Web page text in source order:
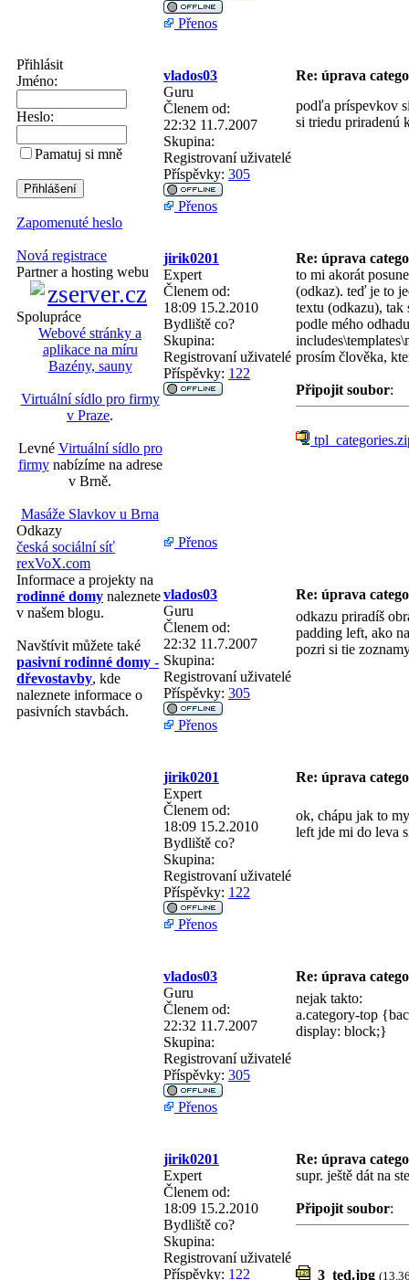
Přihlásit
Jméno:
Heslo:
Pamatuj si mně
Zapomenuté heslo
Nová registrace
Partner a hosting webu
Spolupráce
Webové stránky a
aplikace na míru
Bazény, sauny
Virtuální sídlo pro firmy
v Praze.
Levné Virtuální sídlo pro
firmynabízíme na adrese
v Brně.
Masáže Slavkov u Brna
Odkazy
česká sociální síť
rexVoX.com
Informace a projekty na
rodinné domy naleznete
v našem blogu.
Navštívit můžete také
pasivní rodinné domy -
dřevostavby, kde
naleznete informace o
pasivních stavbách.
Přenos
vlados03
Re: úprava
Guru
Členem od:
22:32 11.7.2007
Skupina:
Registrovaní uživatelé
Příspěvky: 305
podľa príspevkov
si triedu priradenú
Přenos
jirik0201
Re: úprava
Expert
Členem od:
18:09 15.2.2010
Bydliště co?
Skupina:
Registrovaní uživatelé
Příspěvky: 122
to mi akorát
(odkaz). teď je to
textu (odkazu), tak
podle mého
prosím člověka,
Připojit soubor:
Přenos
vlados03
Re: úprava
Guru
Členem od:
22:32 11.7.2007
Skupina:
Registrovaní uživatelé
Příspěvky: 305
odkazu priradíš
padding left, ako
pozri si tie
Přenos
jirik0201
Re: úprava
Expert
Členem od:
18:09 15.2.2010
Bydliště co?
Skupina:
Registrovaní uživatelé
Příspěvky: 122
ok, chápu jak to
left jde mi do leva
Přenos
vlados03
Re: úprava
Guru
Členem od:
22:32 11.7.2007
Skupina:
Registrovaní uživatelé
Příspěvky: 305
nejak takto:
a.category-top
display: block;}
Přenos
jirik0201
Re: úprava
Expert
Členem od:
18:09 15.2.2010
Bydliště co?
Skupina:
Registrovaní uživatelé
Příspěvky: 122
supr. ještě dát na
Připojit soubor:
3_ted.jpg